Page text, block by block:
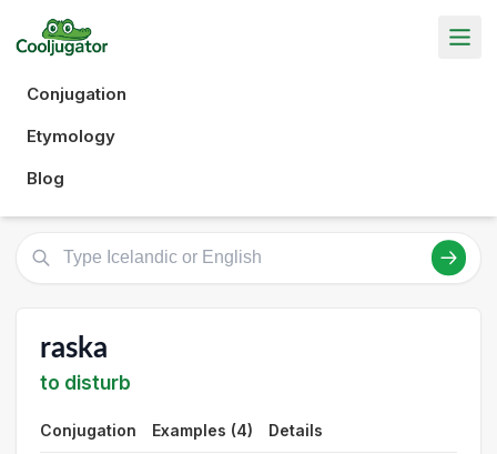
Conjugation
Etymology
Blog
raska
to disturb
Conjugation Examples (4) Details